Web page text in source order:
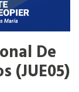
De
(JUE05)